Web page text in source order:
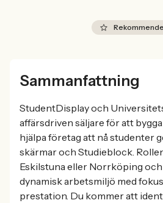
Sammanfattning
StudentDisplay och
affärsdriven säljare för att
hjälpa företag att nå studenter
skärmar och Studieblock.
Eskilstuna eller Norrköping
dynamisk arbetsmiljö med
prestation. Du kommer att